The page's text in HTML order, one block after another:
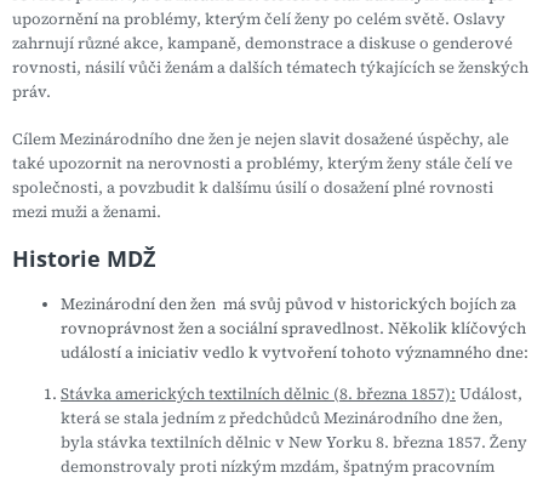
upozornění na problémy, kterým čelí ženy po celém světě. Oslavy
zahrnují různé akce, kampaně, demonstrace a diskuse o genderové
rovnosti, násilí vůči ženám a dalších tématech týkajících se ženských
práv.
Cílem Mezinárodního dne žen je nejen slavit dosažené úspěchy, ale
také upozornit na nerovnosti a problémy, kterým ženy stále čelí ve
společnosti, a povzbudit k dalšímu úsilí o dosažení plné rovnosti
mezi muži a ženami.
Historie MDŽ
Mezinárodní den žen má svůj původ v historických bojích za
rovnoprávnost žen a sociální spravedlnost. Několik klíčových
událostí a iniciativ vedlo k vytvoření tohoto významného dne:
Stávka amerických textilních dělnic (8. března 1857): Událost,
která se stala jedním z předchůdců Mezinárodního dne žen,
byla stávka textilních dělnic v New Yorku 8. března 1857. Ženy
demonstrovaly proti nízkým mzdám, špatným pracovním